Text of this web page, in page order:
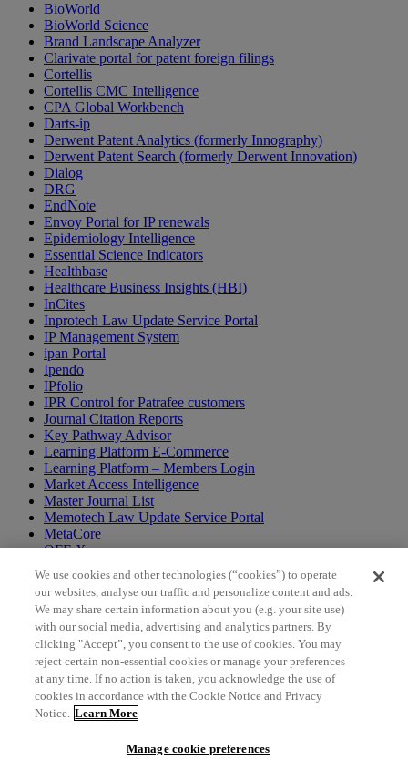
BioWorld
BioWorld Science
Brand Landscape Analyzer
Clarivate portal for patent foreign filings
Cortellis
Cortellis CMC Intelligence
CPA Global Workbench
Darts-ip
Derwent Patent Analytics (formerly Innography)
Derwent Patent Search (formerly Derwent Innovation)
Dialog
DRG
EndNote
Envoy Portal for IP renewals
Epidemiology Intelligence
Essential Science Indicators
Healthbase
Healthcare Business Insights (HBI)
InCites
Inprotech Law Update Service Portal
IP Management System
ipan Portal
Ipendo
IPfolio
IPR Control for Patrafee customers
Journal Citation Reports
Key Pathway Advisor
Learning Platform E-Commerce
Learning Platform – Members Login
Market Access Intelligence
Master Journal List
Memotech Law Update Service Portal
MetaCore
OFF-X
Patrafee Helpdesk
SERION
The IP Platform
Trademark Watch Analyzer
Web of Science
February 19, 2025
科睿唯安宣布一项变革性战略，对面向学
We use cookies and other technologies (“cookies”) to operate
our websites, analyse our traffic and personalize content and ads.
We may share certain information about you (e.g. your site use)
with our social media, advertising and analytics partners. By
clicking "Accept”, you consent to the use of cookies. You may
reject certain non-essential cookies or manage your preferences
at any time. If no action is taken, you acknowledge the use of
cookies in accordance with the Cookie Notice and Privacy
Notice. Learn More
Manage cookie preferences